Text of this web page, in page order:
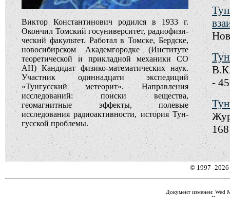
Виктор Константинович родился в 1933 г.
Окончил Томский госуниверситет, ра­дио­фи­зи­
ческий факультет. Работал в Томске, Бердске,
новосибирском Академгородке (Институте
теоретической и прикладной механики СО
АН) Кандидат физико-математических наук.
Участ­ник одиннадцати экспедиций
«Тунгусский ме­теорит». Направления
исследований: поиски вещества,
геомагнитные эф­фекты, полевые
исследования радиоактивности, история Тун­
гусской проблемы.
-
©
Документ изменен: Wed